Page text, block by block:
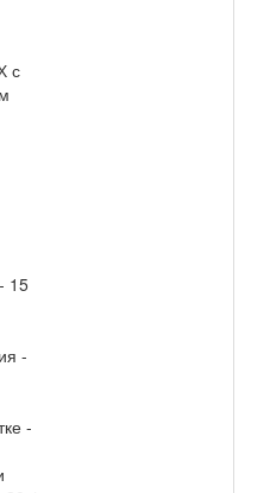
с
15
-
-